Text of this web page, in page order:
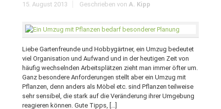
15. August 2013 Geschrieben von A. Kipp
Liebe Gartenfreunde und Hobbygärtner, ein Umzug bedeutet
viel Organisation und Aufwand und in der heutigen Zeit von
häufig wechselnden Arbeitsplätzen zieht man immer öfter um.
Ganz besondere Anforderungen stellt aber ein Umzug mit
Pflanzen, denn anders als Möbel etc. sind Pflanzen teilweise
sehr sensibel, die stark auf die Veränderung ihrer Umgebung
reagieren können. Gute Tipps, […]